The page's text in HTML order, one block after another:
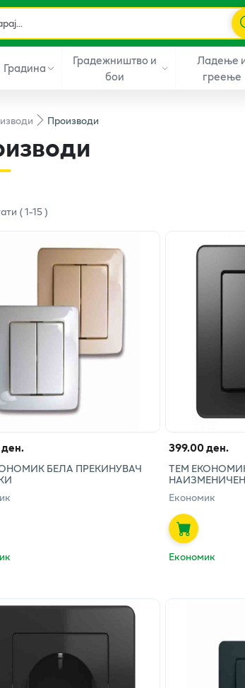
Градина
Градежништво и
бои
Ладење
греење
Производи
(1-15)
БЕЛА ПРЕКИНУВАЧ
399.00 ден.
ТЕМ
НАИЗМЕНИЧЕН
Економик
Економик